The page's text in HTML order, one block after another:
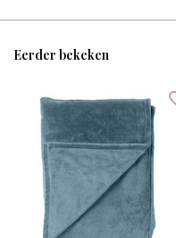
Eerder bekeken